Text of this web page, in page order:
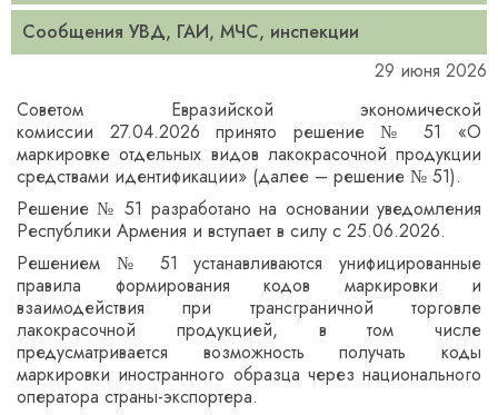
Сообщения УВД, ГАИ, МЧС, инспекции
29 июня 2026
Советом Евразийской экономической
комиссии 27.04.2026 принято решение № 51 «О
маркировке отдельных видов лакокрасочной продукции
средствами идентификации» (далее – решение № 51).
Решение № 51 разработано на основании уведомления
Республики Армения и вступает в силу с 25.06.2026.
Решением № 51 устанавливаются унифицированные
правила формирования кодов маркировки и
взаимодействия при трансграничной торговле
лакокрасочной продукцией, в том числе
предусматривается возможность получать коды
маркировки иностранного образца через национального
оператора страны-экспортера.